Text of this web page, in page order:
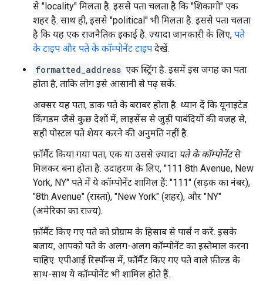
से "locality" मिलता है. इससे पता चलता है कि "शिकागो" एक
शहर है. साथ ही, इससे "political" भी मिलता है. इससे पता चलता
है कि यह एक राजनैतिक इकाई है. ज़्यादा जानकारी के लिए, पते
के टाइप और पते के कॉम्पोनेंट टाइप देखें.
formatted_address एक स्ट्रिंग है. इसमें इस जगह का पता
होता है, ताकि लोग इसे आसानी से पढ़ सकें.
अक्सर यह पता, डाक पते के बराबर होता है. ध्यान दें कि यूनाइटेड
किंगडम जैसे कुछ देशों में, लाइसेंस से जुड़ी पाबंदियों की वजह से,
सही पोस्टल पते शेयर करने की अनुमति नहीं है.
फ़ॉर्मैट किया गया पता, एक या उससे ज़्यादा पते के कॉम्पोनेंटसे
मिलकर बना होता है. उदाहरण के लिए, "111 8th Avenue, New
York, NY" पते में ये कॉम्पोनेंट शामिल हैं: "111" (सड़क का नंबर),
"8th Avenue" (रास्ता), "New York" (शहर), और "NY"
(अमेरिका का राज्य).
फ़ॉर्मैट किए गए पते को प्रोग्राम के हिसाब से पार्स न करें. इसके
बजाय, आपको पते के अलग-अलग कॉम्पोनेंट का इस्तेमाल करना
चाहिए. एपीआई रिस्पॉन्स में, फ़ॉर्मैट किए गए पते वाले फ़ील्ड के
साथ-साथ ये कॉम्पोनेंट भी शामिल होते हैं.